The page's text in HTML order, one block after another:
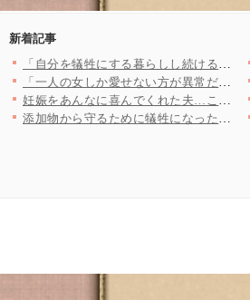
新着記事
「自分を犠牲にする暮らしし続けるの？」先輩の一言で動く気持ち……
「一人の女しか愛せない方が異常だろ!!」と開き直るストーカー男…
妊娠をあんなに喜んでくれた夫…これ以上辛い思いをしてほしくない…
添加物から守るために犠牲になった？ 彼の言動が陰謀論の受け売り…